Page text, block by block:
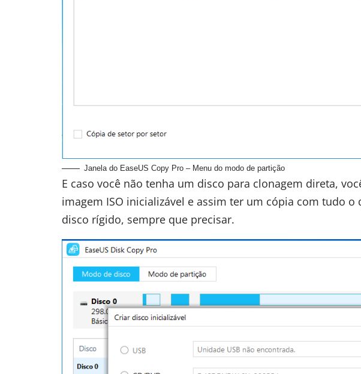
Janela do EaseUS Copy Pro – Menu do modo de partição
E caso você não tenha um disco para clonagem direta,
imagem ISO inicializável e assim ter um cópia com tudo o
disco rígido, sempre que precisar.